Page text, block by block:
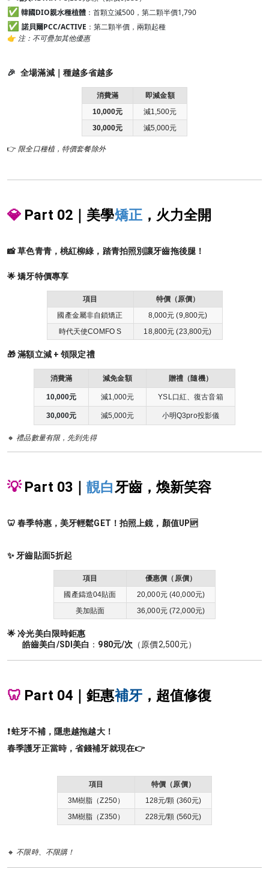
✅ 韓國DIO親水種植體 ：首顆立減500，第二顆半價1,790
✅ 諾貝爾PCC/ACTIVE ： 第二顆半價，兩顆起種
👉 注：不可疊加其他優惠
🎉 全場滿減｜種越多省越多
消費滿
即減金額
10,000元
減1,500元
30,000元
減5,000元
👉 限全口種植，特價套餐除外
💎 Part 02｜美學矯正，火力全開
📸 草色青青，桃紅柳綠，踏青拍照別讓牙齒拖後腿！
🌟 矯牙特價專享
項目
特價（原價）
國產金屬非自鎖矯正
8,000元 (9,800元)
時代天使COMFO S
18,800元 (23,800元)
🎁 滿額立減 + 領限定禮
消費滿 減免金額 贈禮（隨機）
10,000元 減1,000元 YSL口紅、復古音箱
30,000元 減5,000元 小明Q3pro投影儀
🔸 禮品數量有限，先到先得
💡Part 03｜靚白牙齒，煥新笑容
🦷 春季特惠，美牙輕鬆GET！拍照上鏡，顏值UP🆙
✨ 牙齒貼面5折起
項目
優惠價（原價）
國產鑄造04貼面
20,000元 (40,000元)
美加貼面
36,000元 (72,000元)
🌟 冷光美白限時鉅惠
皓齒美白/SDI美白 ： 980元/次 （原價2,500元）
🦷 Part 04｜鉅惠補牙，超值修復
❗ 蛀牙不補，隱患越拖越大！
春季護牙正當時，省錢補牙就現在👉
項目
特價（原價）
3M樹脂（Z250）
128元/顆 (360元)
3M樹脂（Z350）
228元/顆 (560元)
🔸 不限時、不限購！